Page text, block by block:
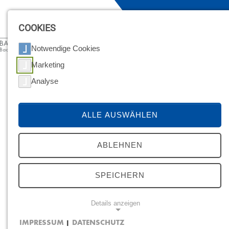
COOKIES
Notwendige Cookies
Marketing
Analyse
ALLE AUSWÄHLEN
ABLEHNEN
SPEICHERN
Details anzeigen
IMPRESSUM DATENSCHUTZ